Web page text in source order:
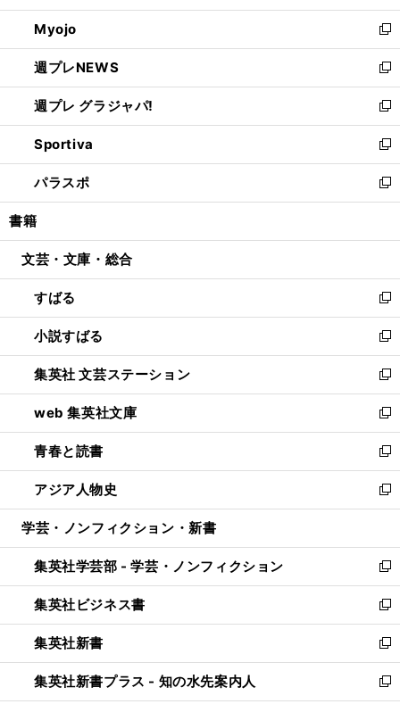
開
く
ウ
で
開
く
ン
ド
ウ
で
開
く
ウ
ィ
ン
ド
ウ
で
開
く
Myojo
新
し
い
ウ
ィ
ン
ド
ウ
で
開
週プレNEWS
新
し
い
ウ
ィ
ン
ド
ウ
開
週プレ グラジャパ!
新
し
い
ウ
ィ
ン
ウ
開
く
Sportiva
新
し
い
ウ
ン
ウ
で
開
く
パラスポ
新
し
ウ
ン
ド
ウ
で
開
く
書籍
文芸・文庫・総合
すばる
新
し
い
ウ
ィ
ン
ド
ウ
で
開
く
小説すばる
新
し
い
ウ
ィ
ン
ド
ウ
で
開
集英社 文芸ステーション
新
し
い
ウ
ィ
ン
ド
ウ
開
く
web 集英社文庫
新
し
い
ウ
ィ
ン
ウ
で
開
く
青春と読書
新
し
い
ウ
ン
ド
ウ
で
開
く
アジア人物史
新
し
ウ
ィ
ン
ド
ウ
で
開
く
学芸・ノンフィクション・新書
集英社学芸部 - 学芸・ノンフィクション
新
し
い
ウ
ィ
ン
ド
集英社ビジネス書
新
し
い
ウ
ィ
集英社新書
新
し
い
集英社新書プラス - 知の水先案内人
新